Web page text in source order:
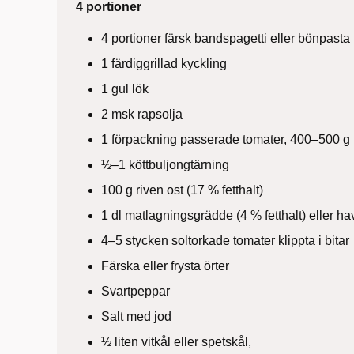
4 portioner
4 portioner färsk bandspagetti eller bönpasta
1 färdiggrillad kyckling
1 gul lök
2 msk rapsolja
1 förpackning passerade tomater, 400–500 g
½–1 köttbuljongtärning
100 g riven ost (17 % fetthalt)
1 dl matlagningsgrädde (4 % fetthalt) eller
4–5 stycken soltorkade tomater klippta i bitar
Färska eller frysta örter
Svartpeppar
Salt med jod
½ liten vitkål eller spetskål,